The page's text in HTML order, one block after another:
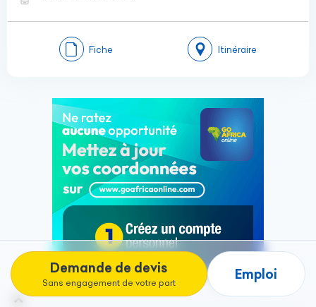
Demande de devis
Sans engagement de votre part
Emploi
Fiche Itinéraire